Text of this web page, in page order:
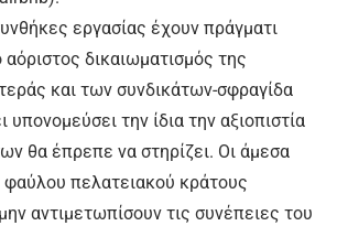
εργασίας έχουν πράγματι
αόριστος δικαιωματισμός της
και των συνδικάτων-σφραγίδα
υπονομεύσει την ίδια την αξιοπιστία
θα έπρεπε να στηρίζει. Οι άμεσα
φαύλου πελατειακού κράτους
αντιμετωπίσουν τις συνέπειες του